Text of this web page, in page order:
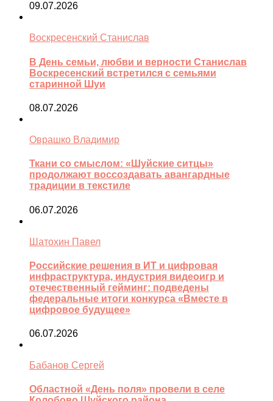
09.07.2026
Воскресенский Станислав
В День семьи, любви и верности Станислав
Воскресенский встретился с семьями
старинной Шуи
08.07.2026
Оврашко Владимир
Ткани со смыслом: «Шуйские ситцы»
продолжают воссоздавать авангардные
традиции в текстиле
06.07.2026
Шатохин Павел
Российские решения в ИТ и цифровая
инфраструктура, индустрия видеоигр и
отечественный гейминг: подведены
федеральные итоги конкурса «Вместе в
цифровое будущее»
06.07.2026
Бабанов Сергей
Областной «День поля» провели в селе